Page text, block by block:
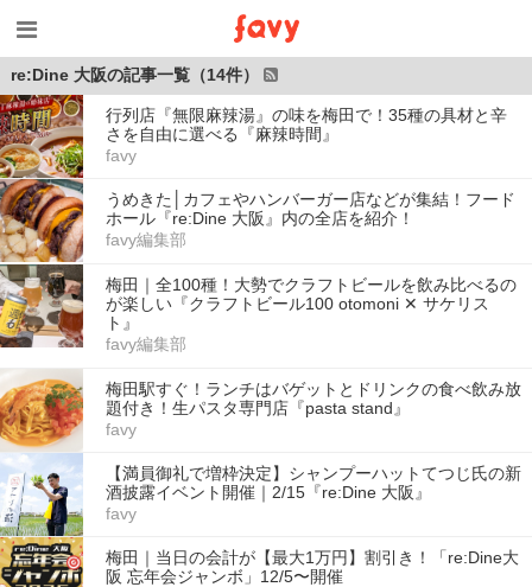
re:Dine 大阪の記事一覧（14件）
行列店『無限麻辣湯』の味を梅田で！35種の具材と辛
さを自由に選べる『麻辣時間』
favy
うめきた│カフェやハンバーガー店などが集結！フード
ホール『re:Dine 大阪』内の全店を紹介！
favy編集部
梅田｜全100種！大勢でクラフトビールを飲み比べるの
が楽しい『クラフトビール100 otomoni ✕ サケリス
ト』
favy編集部
梅田駅すぐ！ランチはバゲットとドリンクの食べ飲み放
題付き！生パスタ専門店『pasta stand』
favy
【満員御礼で増枠決定】シャンプーハットてつじ氏の新
酒披露イベント開催｜2/15『re:Dine 大阪』
favy
梅田｜当日の会計が【最大1万円】割引き！「re:Dine大
阪 忘年会ジャンボ」12/5〜開催